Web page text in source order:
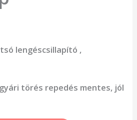
lengéscsillapító ,
törés repedés mentes, jól